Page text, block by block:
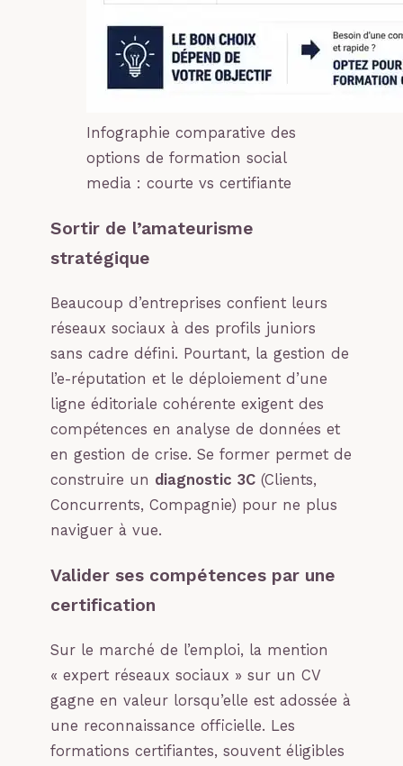
Infographie comparative des
options de formation social
media : courte vs certifiante
Sortir de l’amateurisme
stratégique
Beaucoup d’entreprises confient leurs
réseaux sociaux à des profils juniors
sans cadre défini. Pourtant, la gestion de
l’e-réputation et le déploiement d’une
ligne éditoriale cohérente exigent des
compétences en analyse de données et
en gestion de crise. Se former permet de
construire un diagnostic 3C (Clients,
Concurrents, Compagnie) pour ne plus
naviguer à vue.
Valider ses compétences par une
certification
Sur le marché de l’emploi, la mention
« expert réseaux sociaux » sur un CV
gagne en valeur lorsqu’elle est adossée à
une reconnaissance officielle. Les
formations certifiantes, souvent éligibles